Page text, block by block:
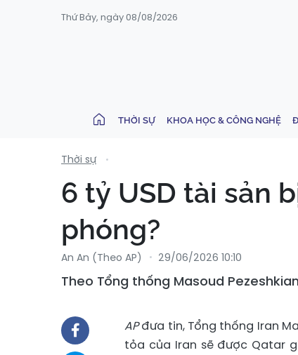
Thứ Bảy, ngày 08/08/2026
THỜI SỰ KHOA HỌC & CÔNG NGHỆ
Thời sự
6 tỷ USD tài sản
phóng?
An An (Theo AP) 29/06/2026 10:10
Theo Tổng thống Masoud
APđưa tin, Tổng thống Iran
tỏa của Iran sẽ được Qatar